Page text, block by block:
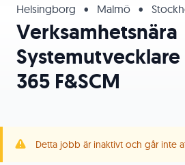
Helsingborg
• Malmö •
Verksamhetsnära
365 F&SCM
Detta jobb är inaktivt och går inte